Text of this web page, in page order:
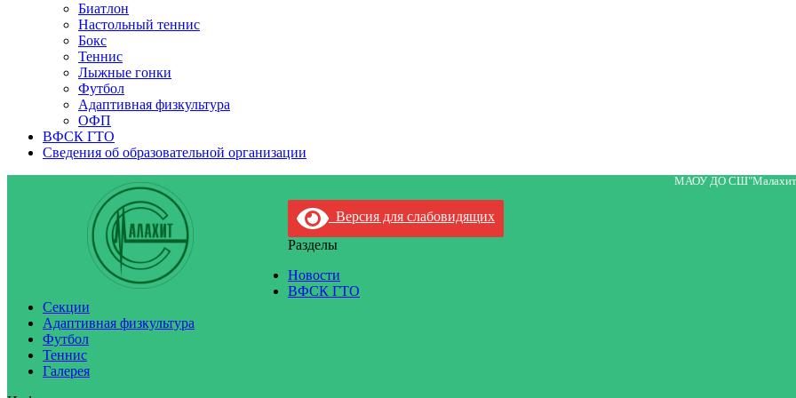
Биатлон
Настольный теннис
Бокс
Теннис
Лыжные гонки
Футбол
Адаптивная физкультура
ОФП
ВФСК ГТО
Сведения об образовательной организации
МАОУ ДО
Версия для слабовидящих
Разделы
Новости
ВФСК ГТО
Секции
Адаптивная физкультура
Футбол
Теннис
Галерея